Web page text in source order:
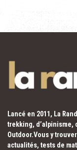
Lancé en 2011, La
trekking, d’alpinisme,
Outdoor.Vous y
actualités, tests de